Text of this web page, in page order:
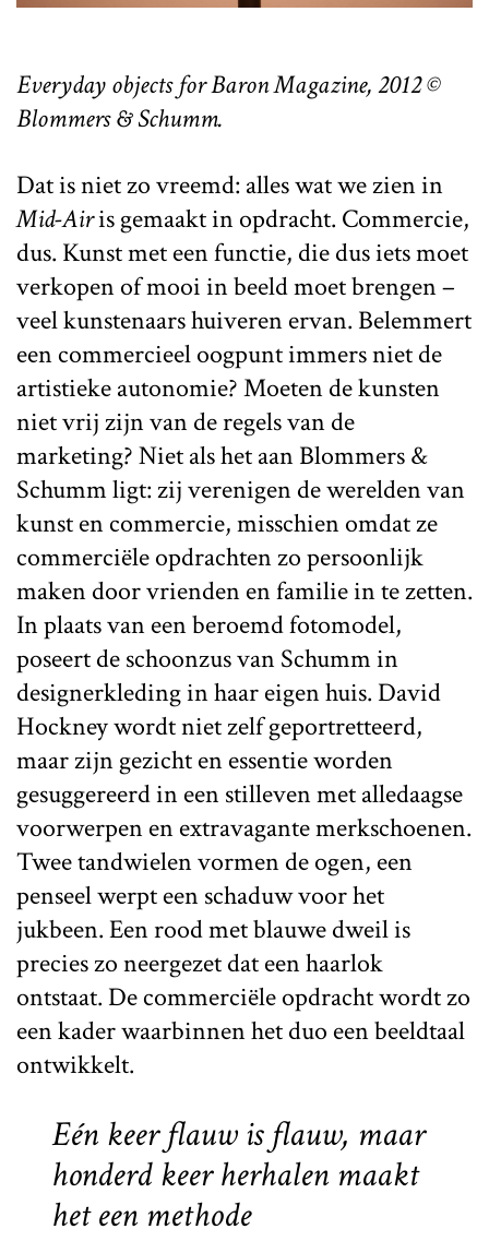
Everyday objects for Baron Magazine, 2012 ©
Blommers & Schumm.
Dat is niet zo vreemd: alles wat we zien in
Mid-Airis gemaakt in opdracht. Commercie,
dus. Kunst met een functie, die dus iets moet
verkopen of mooi in beeld moet brengen –
veel kunstenaars huiveren ervan. Belemmert
een commercieel oogpunt immers niet de
artistieke autonomie? Moeten de kunsten
niet vrij zijn van de regels van de
marketing? Niet als het aan Blommers &
Schumm ligt: zij verenigen de werelden van
kunst en commercie, misschien omdat ze
commerciële opdrachten zo persoonlijk
maken door vrienden en familie in te zetten.
In plaats van een beroemd fotomodel,
poseert de schoonzus van Schumm in
designerkleding in haar eigen huis. David
Hockney wordt niet zelf geportretteerd,
maar zijn gezicht en essentie worden
gesuggereerd in een stilleven met alledaagse
voorwerpen en extravagante merkschoenen.
Twee tandwielen vormen de ogen, een
penseel werpt een schaduw voor het
jukbeen. Een rood met blauwe dweil is
precies zo neergezet dat een haarlok
ontstaat. De commerciële opdracht wordt zo
een kader waarbinnen het duo een beeldtaal
ontwikkelt.
Eén keer flauw is flauw, maar
honderd keer herhalen maakt
het een methode